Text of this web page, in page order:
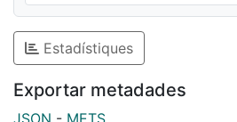
Estadístiques
Exportar metadades